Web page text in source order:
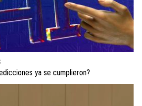
ya se cumplieron?